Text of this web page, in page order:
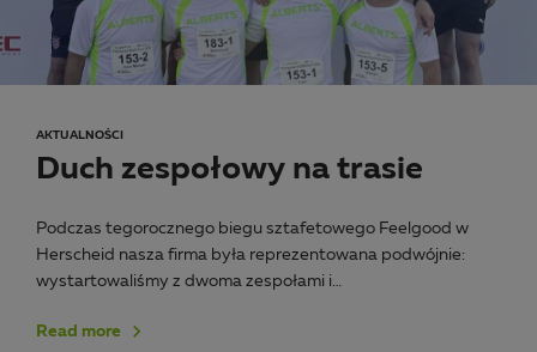
AKTUALNOŚCI
Duch zespołowy na trasie
Podczas tegorocznego biegu sztafetowego Feelgood w
Herscheid nasza firma była reprezentowana podwójnie:
wystartowaliśmy z dwoma zespołami i…
Read more